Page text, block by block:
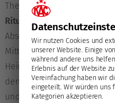
Wir nutzen Cookies und
unserer Website. Einige
während andere uns
Erlebnis auf der Website
Vereinfachung haben wir
eingeteilt. Wir würden uns
Kategorien akzeptieren.
Thema in dieser Sendung
Rituale der Anhängerinnen
Abschluss der Episode
Mittelpunkt:Patric Fohnen
Heimspiele die besten und
den Tribünen der Heidi
und in einen schönen Clip